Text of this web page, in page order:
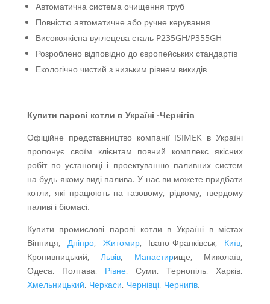
Автоматична система очищення труб
Повністю автоматичне або ручне керування
Високоякісна вуглецева сталь P235GH/P355GH
Розроблено відповідно до європейських стандартів
Екологічно чистий з низьким рівнем викидів
Купити парові котли в Україні -Чернігів
Офіційне представництво компанії ISIMEK в Україні
пропонує своїм клієнтам повний комплекс якісних
робіт по установці і проектуванню паливних систем
на будь-якому виді палива. У нас ви можете придбати
котли, які працюють на газовому, рідкому, твердому
паливі і біомасі.
Купити промислові парові котли в Україні в містах
Вінниця, Дніпро, Житомир, Івано-Франківськ, Київ,
Кропивницький,Львів, Манастирище, Миколаїв,
Одеса, Полтава, Рівне, Суми, Тернопіль, Харків,
Хмельницький, Черкаси, Чернівці, Чернигів.